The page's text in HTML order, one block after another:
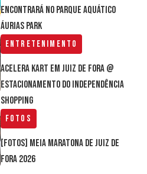
encontrará no parque aquático
Áurias Park
Entretenimento
Acelera Kart em Juiz de Fora @
estacionamento do Independência
Shopping
Fotos
[FOTOS] Meia Maratona de Juiz de
Fora 2026